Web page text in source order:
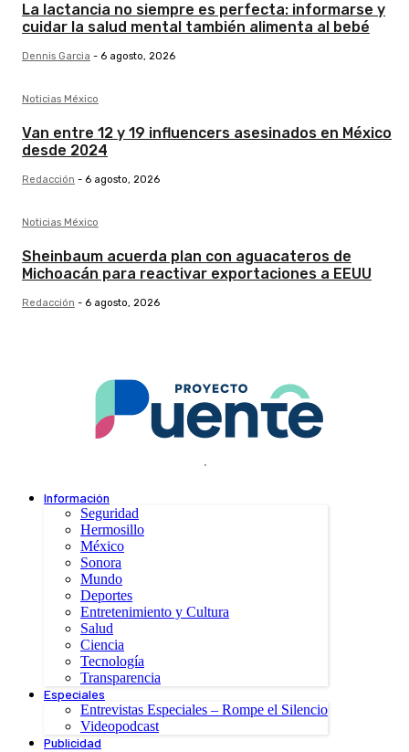
La lactancia no siempre es perfecta: informarse y
cuidar la salud mental también alimenta al bebé
Dennis Garcia - 6 agosto, 2026
Noticias México
Van entre 12 y 19 influencers asesinados en México
desde 2024
Redacción - 6 agosto, 2026
Noticias México
Sheinbaum acuerda plan con aguacateros de
Michoacán para reactivar exportaciones a EEUU
Redacción - 6 agosto, 2026
.
Información
Seguridad
Hermosillo
México
Sonora
Mundo
Deportes
Entretenimiento y Cultura
Salud
Ciencia
Tecnología
Transparencia
Especiales
Entrevistas Especiales – Rompe el Silencio
Videopodcast
Publicidad